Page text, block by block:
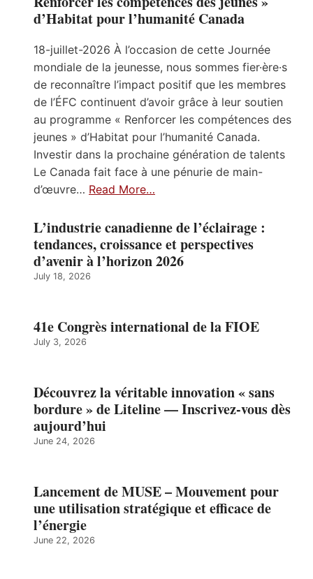
d’Habitat pour l’humanité Canada
18-juillet-2026 À l’occasion de cette Journée
mondiale de la jeunesse, nous sommes fier·ère·s
de reconnaître l’impact positif que les membres
de l’ÉFC continuent d’avoir grâce à leur soutien
au programme « Renforcer les compétences des
jeunes » d’Habitat pour l’humanité Canada.
Investir dans la prochaine génération de talents
Le Canada fait face à une pénurie de main-
d’œuvre… Read More…
L’industrie canadienne de l’éclairage :
tendances, croissance et perspectives
d’avenir à l’horizon 2026
July 18, 2026
41e Congrès international de la FIOE
July 3, 2026
Découvrez la véritable innovation « sans
bordure » de Liteline — Inscrivez-vous dès
aujourd’hui
June 24, 2026
Lancement de MUSE – Mouvement pour
une utilisation stratégique et efficace de
l’énergie
June 22, 2026